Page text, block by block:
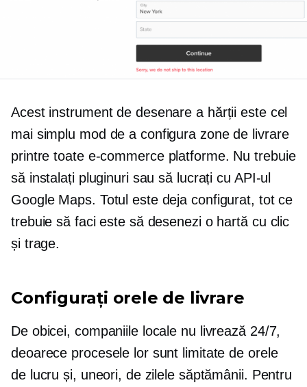
Acest instrument de desenare a hărții este cel
mai simplu mod de a configura zone de livrare
printre toate e-commerceplatforme. Nu trebuie
să instalați pluginuri sau să lucrați cu API-ul
Google Maps. Totul este deja configurat, tot ce
trebuie să faci este să desenezi o hartă cu clic
și trage.
Configurați orele de livrare
De obicei, companiile locale nu livrează 24/7,
deoarece procesele lor sunt limitate de orele
de lucru și, uneori, de zilele săptămânii. Pentru